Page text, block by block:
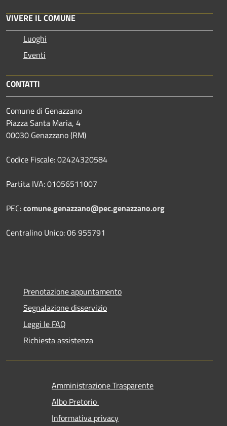
VIVERE IL COMUNE
Luoghi
Eventi
CONTATTI
Comune di Genazzano
Piazza Santa Maria, 4
00030 Genazzano (RM)
Codice Fiscale: 02424320584
Partita IVA: 01056511007
PEC:comune.genazzano@pec.genazzano.org
Centralino Unico: 06 955791
Prenotazione appuntamento
Segnalazione disservizio
Leggi le FAQ
Richiesta assistenza
Amministrazione Trasparente
Albo Pretorio
Informativa privacy